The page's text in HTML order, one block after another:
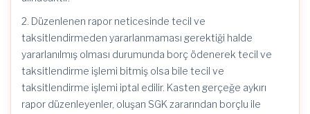
2. Düzenlenen rapor neticesinde tecil ve
taksitlendirmeden yararlanmaması gerektiği halde
yararlanılmış olması durumunda borç ödenerek tecil ve
taksitlendirme işlemi bitmiş olsa bile tecil ve
taksitlendirme işlemi iptal edilir. Kasten gerçeğe aykırı
rapor düzenleyenler, oluşan SGK zararından borçlu ile